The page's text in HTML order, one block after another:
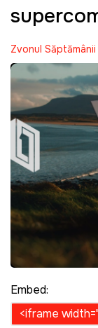
Zvonul Săptămânii
Embed: